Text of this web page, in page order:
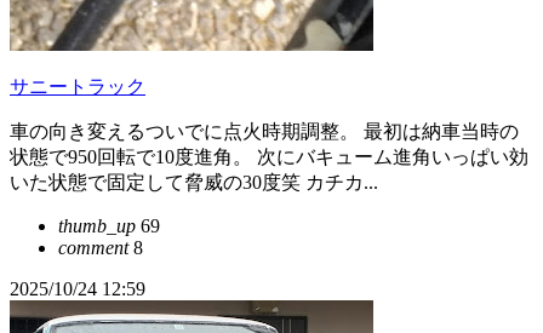
サニートラック
車の向き変えるついでに点火時期調整。 最初は納車当時の
状態で950回転で10度進角。 次にバキューム進角いっぱい効
いた状態で固定して脅威の30度笑 カチカ...
thumb_up 69
comment8
2025/10/24 12:59